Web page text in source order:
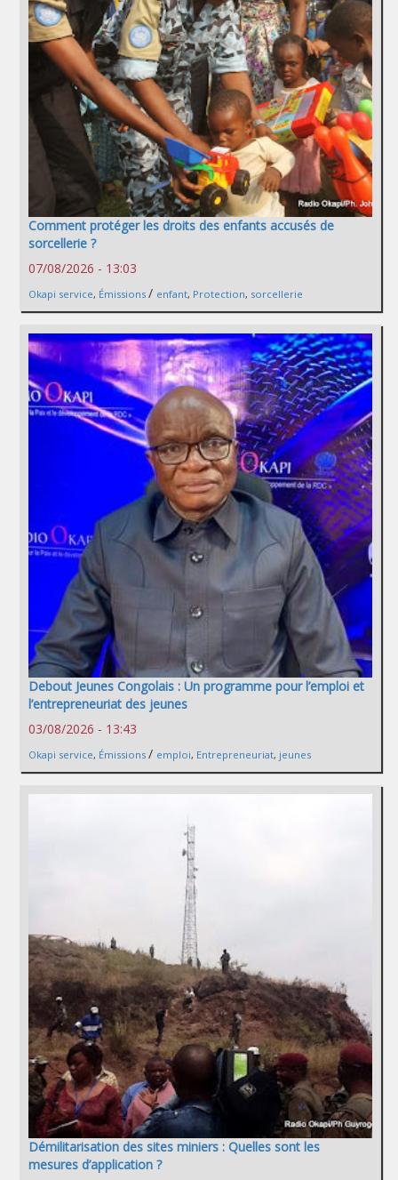
Comment protéger les droits des enfants accusés de
sorcellerie ?
07/08/2026 - 13:03
Okapi service, Émissions / enfant, Protection, sorcellerie
Debout Jeunes Congolais : Un programme pour l’emploi et
l’entrepreneuriat des jeunes
03/08/2026 - 13:43
Okapi service, Émissions / emploi, Entrepreneuriat, jeunes
Démilitarisation des sites miniers : Quelles sont les
mesures d’application ?